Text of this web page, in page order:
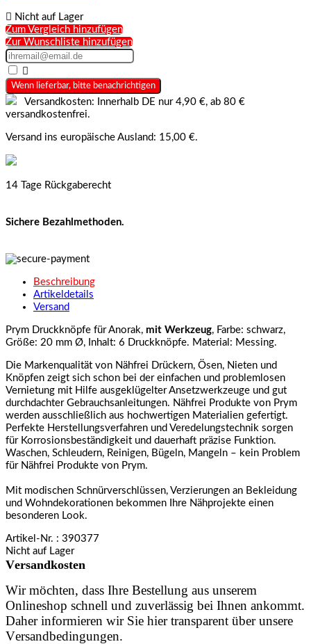
 Nicht auf Lager
Zum Vergleich hinzufügen
Zur Wunschliste hinzufügen

Wenn lieferbar, bitte benachrichtigen
Versandkosten: Innerhalb DE nur 4,90 €, ab 80 €
versandkostenfrei.
Versand ins europäische Ausland: 15,00 €.
14 Tage Rückgaberecht
Sichere Bezahlmethoden.
Beschreibung
Artikeldetails
Versand
Prym Druckknöpfe für Anorak, mit Werkzeug, Farbe: schwarz,
Größe: 20 mm Ø, Inhalt: 6 Druckknöpfe. Material: Messing.
Die Markenqualität von Nähfrei Drückern, Ösen, Nieten und
Knöpfen zeigt sich schon bei der einfachen und problemlosen
Vernietung mit Hilfe ausgeklügelter Ansetzwerkzeuge und gut
durchdachter Gebrauchsanleitungen. Nähfrei Produkte von Prym
werden ausschließlich aus hochwertigen Materialien gefertigt.
Perfekte Herstellungsverfahren und Veredelungstechnik sorgen
für Korrosionsbeständigkeit und dauerhaft präzise Funktion.
Waschen, Schleudern, Reinigen, Bügeln, Mangeln – kein Problem
für Nähfrei Produkte von Prym.
Mit modischen Schnürverschlüssen, Verzierungen an Bekleidung
und Wohndekorationen bekommen Ihre Nähprojekte einen
besonderen Look.
Artikel-Nr. : 390377
Nicht auf Lager
Versandkosten
Wir möchten, dass Ihre Bestellung aus unserem
Onlineshop schnell und zuverlässig bei Ihnen ankommt.
Daher informieren wir Sie hier transparent über unsere
Versandbedingungen.